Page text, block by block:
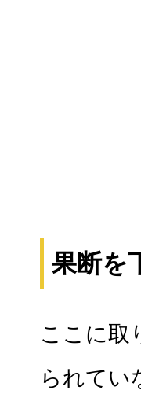
果断を
ここに取
られてい